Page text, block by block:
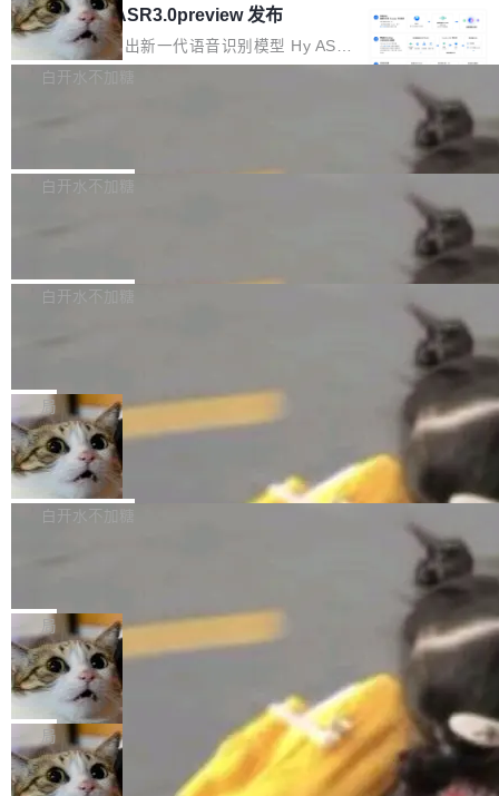
理解大规模代码仓时面临显著"代码仓理解"瓶
颈。 代码仓深度理解服务（以下简称" CodeBas
e深度理解服务"）是华为云码道（CodeA...
数据。2024年9月3日下午4点，他使用此前登录
的账号密码进入A集群，输入了一条被程序员圈
称为"删库跑路"的命令——最高管理员权限、无
自研的多个文生3D和...
oE 架构的大模型，好用到让人上瘾，但 GPU 显
存永远不够用。 Cloudflare 的 Workers AI 团队
一直在跑这些模型的推理。他们在官方博客上发
整性保护。效果是：吞吐量提升 41%，每 token
腾讯混元 Hy ASR3.0preview 发布
腾讯混元正式推出新一代语音识别模型 Hy ASR
3.0preview。基于最新一代大语言模型 Hy3 的
让语音识别不再只是听清，而是真正听懂。通过
w 不要求标准普通话，方言识别覆盖粤语、吴语
白开水不加糖
新和少量网页兼容性修复版本。 Changes/fixe
容提供的字体时出现的几个问题 为避免音频加
质的最低采样率）的音频格式将被拒绝 修复了 C
SS 圆角虚线样式中可能存在的问题 如果表单中
的图像元素不在同一个子树中，则它们将不再关
联 加...
白开水不加糖
发布的 Release Notes，他利用 AI 工具（如 Co
最强的若干项。对于尚未正式发版的 PG 19，则
通过拉取过去一年内（从 PG 18 Beta1 时间点
至今）的所有 commit，同样交由 AI 分析提炼。
经过人工复核，准确度令人满意。这一方法也为
社区爱好者提供了高效跟踪新版本的思路。
白开水不加糖
维护工作一直与我的日常工作、家务、社交生活
和休闲娱乐竞争时间。" 这是 libexpat 维护者 S
ebastian Pipping 写在博客里的话。8 月 4 日，
他宣布了一个新消息：从 2026 年 8 月 1 日起，
他可以全职维护 libexpat 了，最长 6 个月。发
库之一。你的操作系统、浏览器、无数的基础设
施软件，很可能都在用它。而过去十年，维护它
的人一直在用业余...
局
Firefox 153.0.3 发布
Firefox 153.0.3 现已发布，具体更新内容如
下： New Smart Window 包含多项增强功能：
gi?id=2019042">Bug&nbsp;2019042</a>）</l
i> <li>现在，助手可以直接使用 Exa 的网络搜索
结果回答问题，而无需将问题转交给搜索引擎。
（<a href="https://bugzilla.mozilla.org/show_
bug.cgi?id=204...
白开水不加糖
的 npm 包。项目的核心论点是：容器不适合 Ag
ent 计算。真正适合的，是 Isolate。 Cloudflare
工程师在这件事上没什么可谦虚的——他们用 W
orkers 跑了十年 Isolate。用 CEO Matthew Pri
nce 的话说：「我们一生都在用 Isolate 运行代
码，而 AI Agent 不需要容器，它们需要的是 Iso
late。」 容器为什么不合适 容器的问题在于启动
局
OpenAI 公开邮件和聊天记录回应苹果
诉讼，称“Apple is getting this wron
g”
上个月，苹果一纸诉状把 OpenAI 告上法庭，指
控其挖角苹果前员工并窃取商业秘密。苹果的诉
状把 OpenAI 描述成一个系统性地从前东家挖
人、套取机密信息的对手。 OpenAI 没发律师
局
HUAWEI MatePad Edge上架WorkBu